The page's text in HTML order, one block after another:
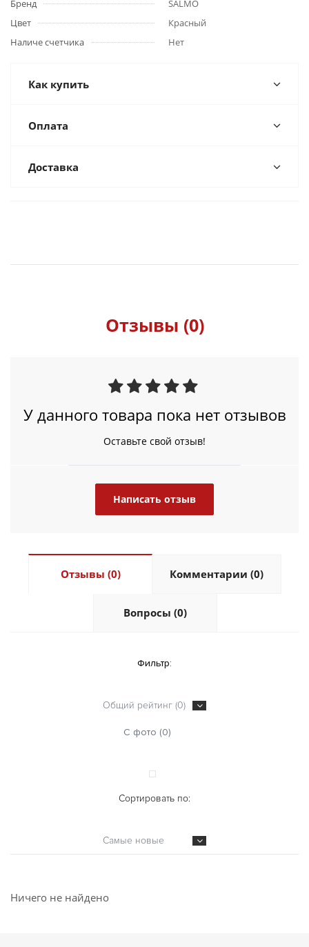
Бренд
SALMO
Цвет
Красный
Наличе счетчика
Нет
Как купить
Оплата
Доставка
Отзывы (0)
У данного товара пока нет отзывов
Оставьте свой отзыв!
Написать отзыв
Отзывы (0) Комментарии (0)
Вопросы (0)
Фильтр:
Общий рейтинг (0)
С фото (0)
Сортировать по:
Самые новые
Ничего не найдено